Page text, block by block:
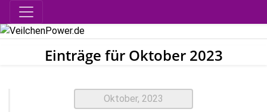
Einträge für Oktober 2023
Oktober, 2023